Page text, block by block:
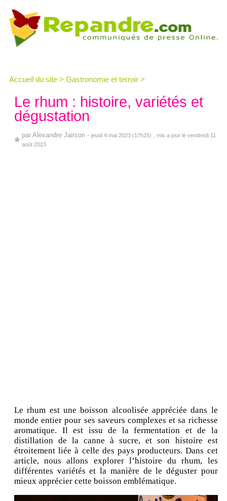
Accueil du site > Gastronomie et terroir >
Le rhum : histoire, variétés et
dégustation
par Alexandre Jairson - jeudi 4 mai 2023 (17h25)
, mis a jour le vendredi 11
août 2023
Le rhum est une boisson alcoolisée appréciée dans le
monde entier pour ses saveurs complexes et sa richesse
aromatique. Il est issu de la fermentation et de la
distillation de la canne à sucre, et son histoire est
étroitement liée à celle des pays producteurs. Dans cet
article, nous allons explorer l’histoire du rhum, les
différentes variétés et la manière de le déguster pour
mieux apprécier cette boisson emblématique.